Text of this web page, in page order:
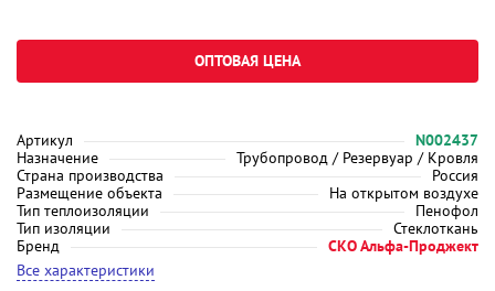
Артикул
N002437
Назначение
Трубопровод / Резервуар / Кровля
Страна производства
Россия
Размещение объекта
На открытом воздухе
Тип теплоизоляции
Пенофол
Тип изоляции
Стеклоткань
Бренд
СКО Альфа-Проджект
Все характеристики
ОПТОВАЯ ЦЕНА